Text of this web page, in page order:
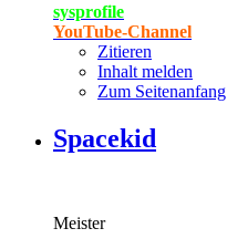
sysprofile
YouTube-Channel
Zitieren
Inhalt melden
Zum Seitenanfang
Spacekid
Meister